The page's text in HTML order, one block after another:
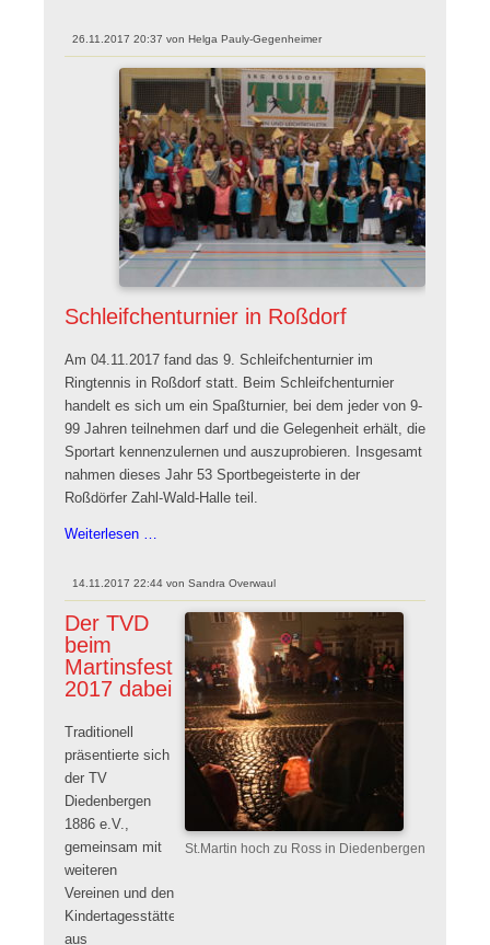
der
Turn-
und
Gymnastikschau
in
Altenhain
26.11.2017 20:37 vonHelga Pauly-Gegenheimer
Schleifchenturnier in Roßdorf
Am 04.11.2017 fand das 9. Schleifchenturnier im
Ringtennis in Roßdorf statt. Beim Schleifchenturnier
handelt es sich um ein Spaßturnier, bei dem jeder von 9-
99 Jahren teilnehmen darf und die Gelegenheit erhält, die
Sportart kennenzulernen und auszuprobieren. Insgesamt
nahmen dieses Jahr 53 Sportbegeisterte in der
Roßdörfer Zahl-Wald-Halle teil.
Weiterlesen …
Roßdorf
14.11.2017 22:44 vonSandra Overwaul
St.Martin hoch zu Ross in Diedenbergen
Der TVD
beim
Martinsfest
2017 dabei
Traditionell
präsentierte sich
der TV
Diedenbergen
1886 e.V.,
gemeinsam mit
weiteren
Vereinen und den
Kindertagesstätten
aus